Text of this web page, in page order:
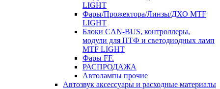
LIGHT
Фары/Прожектора/Линзы/ДХО MTF
LIGHT
Блоки CAN-BUS, контроллеры,
модули для ПТФ и светодиодных ламп
MTF LIGHT
Фары FF.
РАСПРОДАЖА
Автолампы прочие
Автозвук аксессуары и расходные материалы